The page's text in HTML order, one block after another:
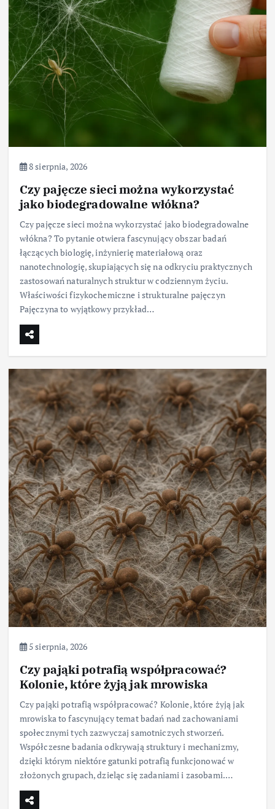
8 sierpnia, 2026
Czy pajęcze sieci można wykorzystać
jako biodegradowalne włókna?
Czy pajęcze sieci można wykorzystać jako biodegradowalne
włókna? To pytanie otwiera fascynujący obszar badań
łączących biologię, inżynierię materiałową oraz
nanotechnologię, skupiających się na odkryciu praktycznych
zastosowań naturalnych struktur w codziennym życiu.
Właściwości fizykochemiczne i strukturalne pajęczyn
Pajęczyna to wyjątkowy przykład…
5 sierpnia, 2026
Czy pająki potrafią współpracować?
Kolonie, które żyją jak mrowiska
Czy pająki potrafią współpracować? Kolonie, które żyją jak
mrowiska to fascynujący temat badań nad zachowaniami
społecznymi tych zazwyczaj samotniczych stworzeń.
Współczesne badania odkrywają struktury i mechanizmy,
dzięki którym niektóre gatunki potrafią funkcjonować w
złożonych grupach, dzieląc się zadaniami i zasobami.…